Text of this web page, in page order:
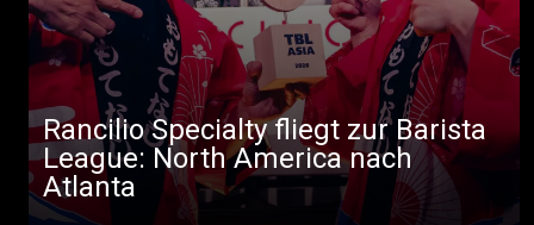
Rancilio Specialty fliegt zur Barista
League: North America nach
Atlanta